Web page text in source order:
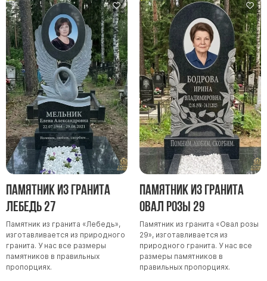
Памятник из гранита
Лебедь 27
Памятник из гранита «Лебедь»,
изготавливается из природного
гранита. У нас все размеры
памятников в правильных
пропорциях.
Памятник из гранита
Овал розы 29
Памятник из гранита «Овал розы
29», изготавливается из
природного гранита. У нас все
размеры памятников в
правильных пропорциях.